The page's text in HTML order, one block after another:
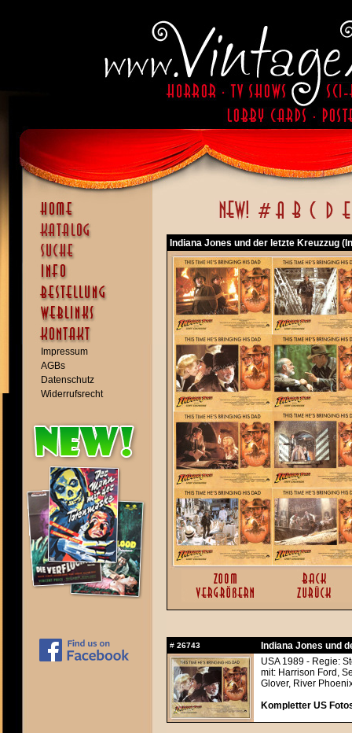
Impressum
AGBs
Datenschutz
Widerrufsrecht
Indiana Jones und der letzte Kreuzzug
# 26743
Indiana Jones und
USA 1989 - Regie:
mit: Harrison Ford,
Glover, River
Kompletter US